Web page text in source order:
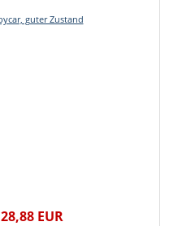
28,88 EUR